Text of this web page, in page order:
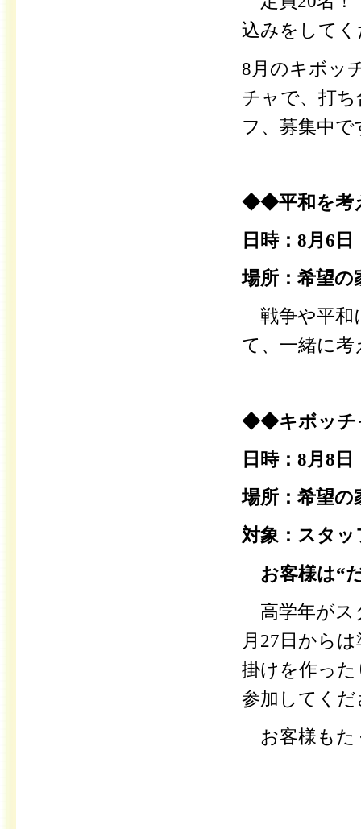
込みをして
8月のキボッ
チャで、打
フ、募集中で
◆◆平和を考
日時：8月6
場所：希望の
戦争や平和
て、一緒に
◆◆キボッチ
日時：8月8
場所：希望の
対象： スタッ
お客様は“
高学年が
月27日から
掛けを作っ
参加してくだ
お客様もた